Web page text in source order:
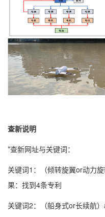
查新说明
*查新网址与关键词：
关键词1：（倾转旋翼or动力
果：找到4条专利
关键词2：（船身式or长续航